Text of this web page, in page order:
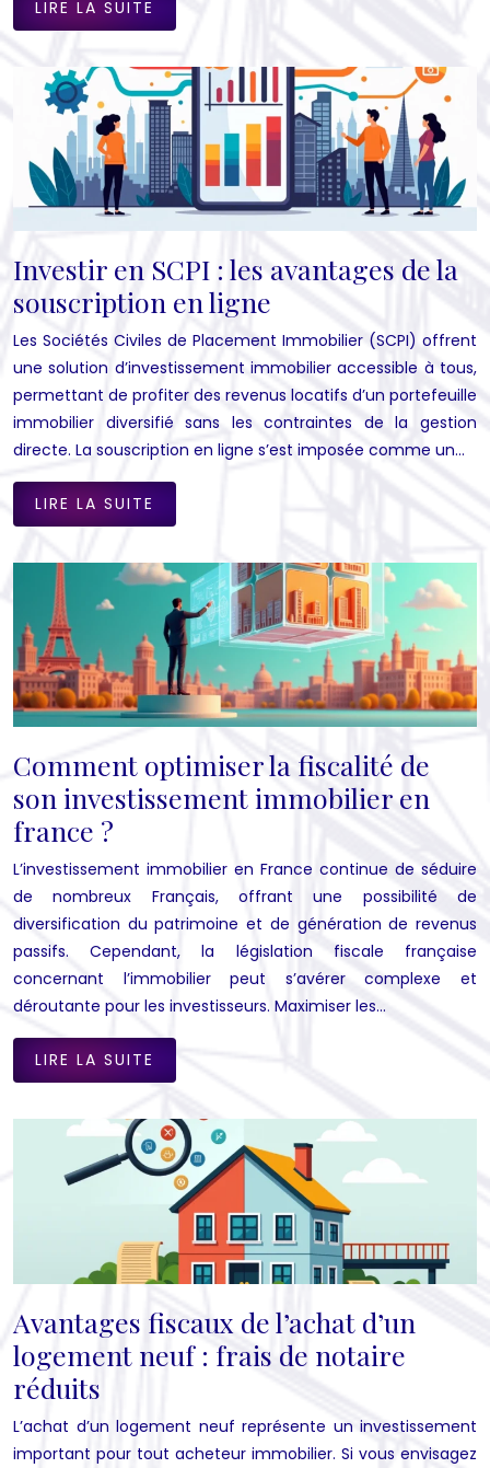
LIRE LA SUITE
Investir en SCPI : les avantages de la
souscription en ligne
Les Sociétés Civiles de Placement Immobilier (SCPI) offrent
une solution d’investissement immobilier accessible à tous,
permettant de profiter des revenus locatifs d’un portefeuille
immobilier diversifié sans les contraintes de la gestion
directe. La souscription en ligne s’est imposée comme un…
LIRE LA SUITE
Comment optimiser la fiscalité de
son investissement immobilier en
france ?
L’investissement immobilier en France continue de séduire
de nombreux Français, offrant une possibilité de
diversification du patrimoine et de génération de revenus
passifs. Cependant, la législation fiscale française
concernant l’immobilier peut s’avérer complexe et
déroutante pour les investisseurs. Maximiser les…
LIRE LA SUITE
Avantages fiscaux de l’achat d’un
logement neuf : frais de notaire
réduits
L’achat d’un logement neuf représente un investissement
important pour tout acheteur immobilier. Si vous envisagez